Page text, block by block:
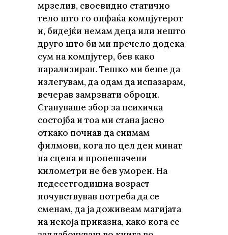
мрзелив, своевидно статично
тело што го опфаќа компјутерот
и, бидејќи немам деца или нешто
друго што би ми пречело додека
сум на компјутер, бев како
парализиран. Тешко ми беше да
излегувам, да одам да испазарам,
вечерав замрзнати оброци.
Стануваше збор за психичка
состојба и тоа ми стана јасно
откако почнав да снимам
филмови, кога по цел ден минат
на сцена и пропешачени
километри не бев уморен. На
педесетгодишна возраст
почувствував потреба да се
сменам, да ја доживеам магијата
на некоја приказна, како кога се